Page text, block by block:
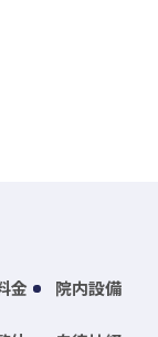
金 院内設備